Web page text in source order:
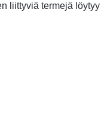
liittyviä termejä löytyy